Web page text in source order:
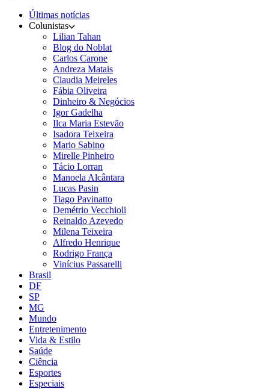
Últimas notícias
Colunistas
Lilian Tahan
Blog do Noblat
Carlos Carone
Andreza Matais
Claudia Meireles
Fábia Oliveira
Dinheiro & Negócios
Igor Gadelha
Ilca Maria Estevão
Isadora Teixeira
Mario Sabino
Mirelle Pinheiro
Tácio Lorran
Manoela Alcântara
Lucas Pasin
Tiago Pavinatto
Demétrio Vecchioli
Reinaldo Azevedo
Milena Teixeira
Alfredo Henrique
Rodrigo França
Vinícius Passarelli
Brasil
DF
SP
MG
Mundo
Entretenimento
Vida & Estilo
Saúde
Ciência
Esportes
Especiais